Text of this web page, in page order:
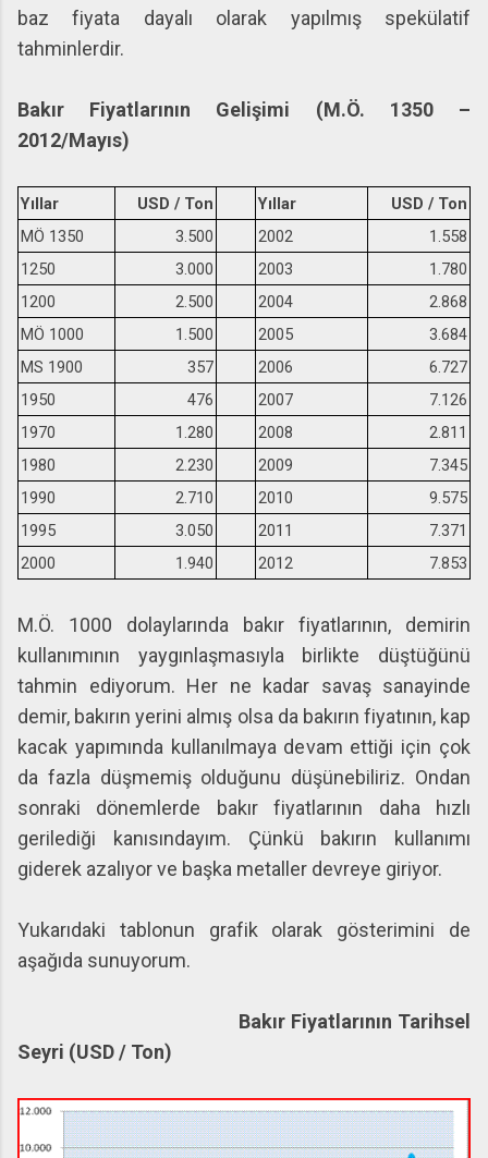
baz fiyata dayalı olarak yapılmış spekülatif
tahminlerdir.
Bakır Fiyatlarının Gelişimi (M.Ö. 1350 –
2012/Mayıs)
Yıllar USD / Ton Yıllar
USD / Ton
MÖ 1350
3.500 2002
1.558
1250
3.000 2003
1.780
1200
2.500 2004
2.868
MÖ 1000
1.500 2005
3.684
MS 1900
357 2006
6.727
1950
476 2007
7.126
1970
1.280 2008
2.811
1980
2.230 2009
7.345
1990
2.710 2010
9.575
1995
3.050 2011
7.371
2000
1.940 2012 7.853
M.Ö. 1000 dolaylarında bakır fiyatlarının, demirin
kullanımının yaygınlaşmasıyla birlikte düştüğünü
tahmin ediyorum. Her ne kadar savaş sanayinde
demir, bakırın yerini almış olsa da bakırın fiyatının, kap
kacak yapımında kullanılmaya devam ettiği için çok
da fazla düşmemiş olduğunu düşünebiliriz. Ondan
sonraki dönemlerde bakır fiyatlarının daha hızlı
gerilediği kanısındayım. Çünkü bakırın kullanımı
giderek azalıyor ve başka metaller devreye giriyor.
Yukarıdaki tablonun grafik olarak gösterimini de
aşağıda sunuyorum.
Bakır Fiyatlarının Tarihsel
Seyri (USD / Ton)